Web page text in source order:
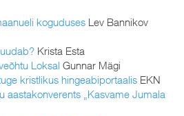
koguduses Lev Bannikov
Krista Esta
Loksal Gunnar Mägi
kristlikus hingeabiportaalis EKN
aastakonverents „Kasvame Jumala